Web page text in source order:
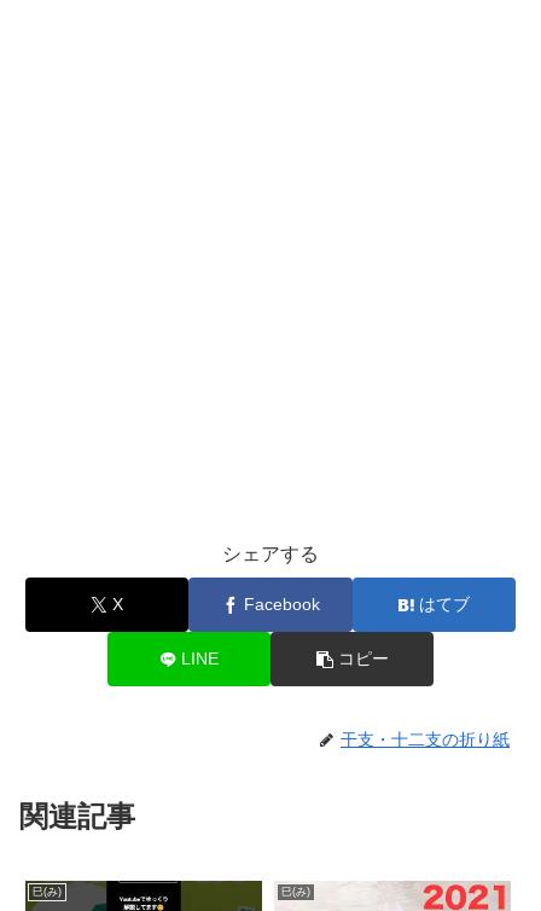
シェアする
X Facebook はてブ
LINE コピー
干支・十二支の折り紙
関連記事
巳(み) 巳(み)